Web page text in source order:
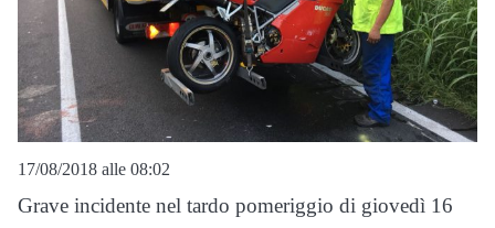
17/08/2018 alle 08:02
Grave incidente nel tardo pomeriggio di giovedì 16